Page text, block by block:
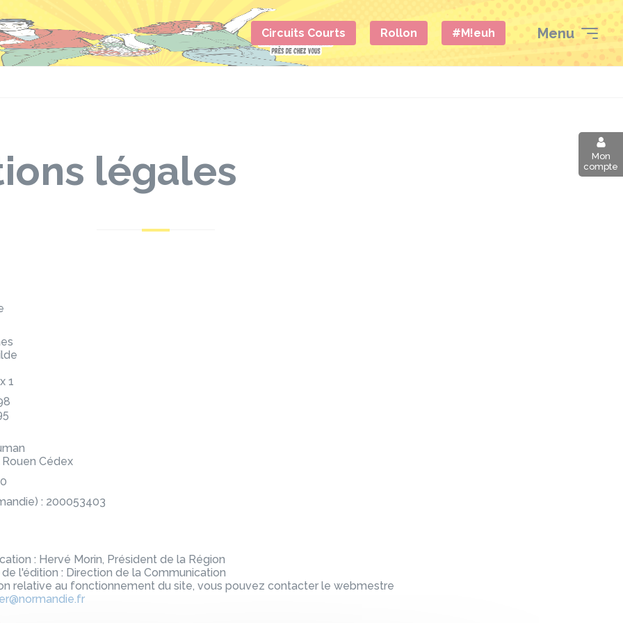
Circuits Courts Rollon #M!euh Menu
Mon
compte
légales
1
Rouen Cédex
: 200053403
: Hervé Morin, Président de la Région
l'édition : Direction de la Communication
relative au fonctionnement du site, vous pouvez contacter le webmestre